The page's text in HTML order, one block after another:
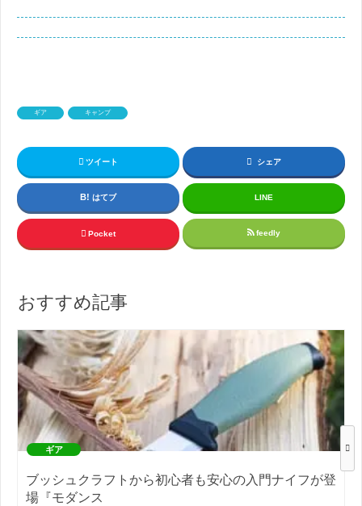
ギア キャンプ
ツイート シェア
はてブ LINE
Pocket feedly
おすすめ記事
ギア
ブッシュクラフトから初心者も安心の入門ナイフが登
場『モダンス